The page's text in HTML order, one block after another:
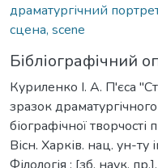
драматургічний
сцена, scene
Бібліографічний
Куриленко І. А. П'єса
зразок
біографічної
Вісн. Харків. нац. ун-ту